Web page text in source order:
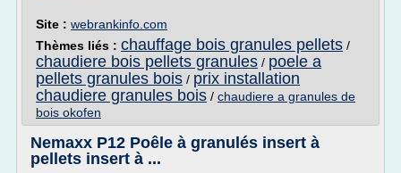
Site : webrankinfo.com
Thèmes liés : chauffage bois granules pellets /
chaudiere bois pellets granules / poele a
pellets granules bois / prix installation
chaudiere granules bois / chaudiere a granules de
bois okofen
Nemaxx P12 Poêle à granulés insert à
pellets insert à ...